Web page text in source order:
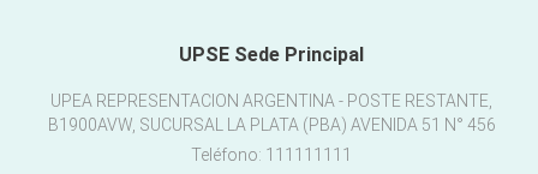
UPSE Sede Principal
UPEA REPRESENTACION ARGENTINA - POSTE RESTANTE,
B1900AVW, SUCURSAL LA PLATA (PBA) AVENIDA 51 N° 456
Teléfono: 111111111